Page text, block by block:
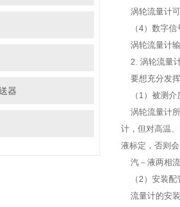
器
涡轮流量计可
（4）数字信
涡轮流量计
2. 涡轮流量
要想充分发
（1）被测介
涡轮流量计
计，但对高温
液标定，否则
汽－液两相流
（2）安装
流量计的安